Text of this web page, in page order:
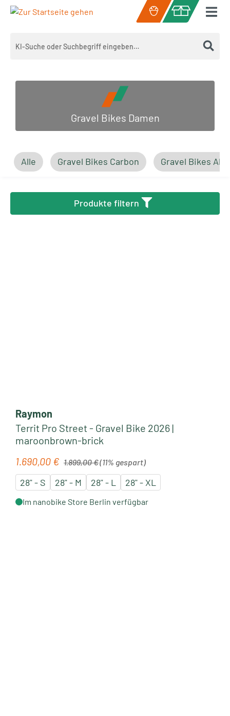
Zum Hauptinhalt springen
Warenkorb
Gravel Bikes Damen
Alle Gravel Bikes Carbon Gravel Bikes
Produkte filtern
Raymon
Territ Pro Street - Gravel Bike 2026 |
maroonbrown-brick
Verkaufspreis:
1.690,00 € Regulärer Preis:
1.899,00 €(11% gespart)
28" - S 28" - M 28" - L 28" - XL
Im nanobike Store Berlin verfügbar